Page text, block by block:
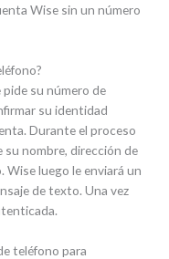
Wise sin un número
su número de
su identidad
Durante el proceso
su nombre, dirección de
luego le enviará un
de texto. Una vez
teléfono para